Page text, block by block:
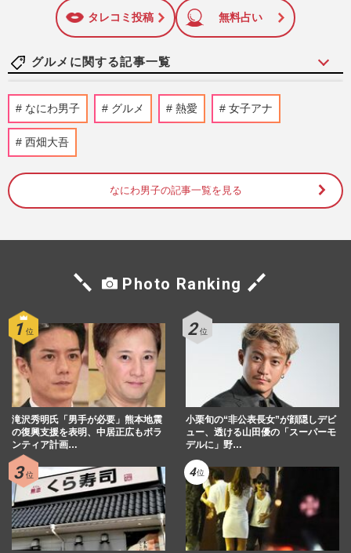
に追加
タレコミ投稿 無料占い
グルメに関する記事一覧
モスバーガー、マクドナルドやバーガーキ
ングに続き“値上げ”発表で「ハンバーガー
『資さんうどん』東海エリア1号店に愛知
県決定も「きしめん＆味噌煮込みの文化
ミスタードーナツ『もっちゅりん』ネット
の？ 買えないの？」広報…
週刊女性PRIME 2026/7/1
モス最高額『鰻重バーガー』復活に騒然
「エイプリルフールかと」担当者が明かし
た“5800円になった経緯”
週刊女性PRIME 2026/6/30
かっぱ寿司『トミカ』再コラボ発表で「め
っちゃ欲しい」限定デザインが話題、昨年
は完売続出で“争奪戦”の…
週刊女性PRIME
なにわ男子 グルメ 熱愛 女子アナ
西畑大吾
なにわ男子の記事一覧を見る
Photo Ranking
滝沢秀明氏「男手が必要」熊本地震
の復興支援を表明、中居正広もボラ
ンティア計画…
小栗旬の“非公表長女”が顔隠しデビ
ュー、透ける山田優の「スーパーモ
デルに」野…